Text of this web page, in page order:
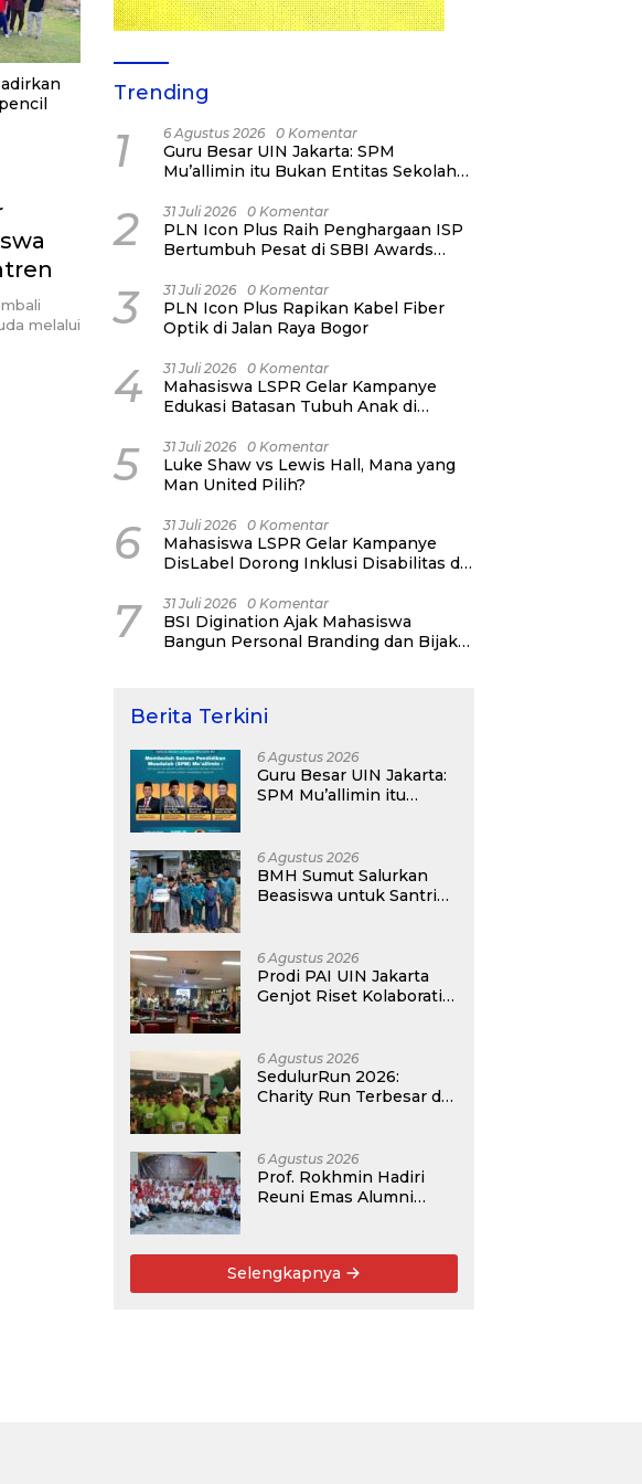
melalui
Trending
1 6 Agustus 2026 0 Komentar
Guru Besar UIN Jakarta: SPM
Mu’allimin itu Bukan Entitas Sekolah
2 31 Juli 2026 0 Komentar
PLN Icon Plus Raih Penghargaan ISP
Bertumbuh Pesat di SBBI Awards
3 31 Juli 2026 0 Komentar
PLN Icon Plus Rapikan Kabel Fiber
Optik di Jalan Raya Bogor
4 31 Juli 2026 0 Komentar
Mahasiswa LSPR Gelar Kampanye
Edukasi Batasan Tubuh Anak di
5 31 Juli 2026 0 Komentar
Luke Shaw vs Lewis Hall, Mana yang
Man United Pilih?
6 31 Juli 2026 0 Komentar
Mahasiswa LSPR Gelar Kampanye
DisLabel Dorong Inklusi Disabilitas di
7 31 Juli 2026 0 Komentar
BSI Digination Ajak Mahasiswa
Bangun Personal Branding dan Bijak
Berita Terkini
6 Agustus 2026
Guru Besar UIN Jakarta:
SPM Mu’allimin itu
6 Agustus 2026
BMH Sumut Salurkan
Beasiswa untuk Santri
6 Agustus 2026
Prodi PAI UIN Jakarta
Genjot Riset Kolaboratif,
6 Agustus 2026
SedulurRun 2026:
Charity Run Terbesar di
3.000 Peserta untuk
Dukung Pendidikan
Santri dan Guru Honorer
6 Agustus 2026
Prof. Rokhmin Hadiri
Reuni Emas Alumni
Lalu Kita Pernah
Bersama
Selengkapnya